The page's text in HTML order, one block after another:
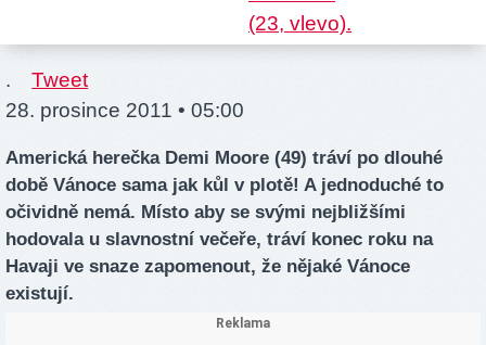
.
Tweet
28. prosince 2011 • 05:00
Americká herečka Demi Moore (49) tráví po dlouhé
době Vánoce sama jak kůl v plotě! A jednoduché to
očividně nemá. Místo aby se svými nejbližšími
hodovala u slavnostní večeře, tráví konec roku na
Havaji ve snaze zapomenout, že nějaké Vánoce
existují.